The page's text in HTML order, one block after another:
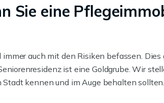
Sie eine
auch mit den Risiken befassen.
ist eine Goldgrube. Wir
kennen und im Auge behalten sollten.